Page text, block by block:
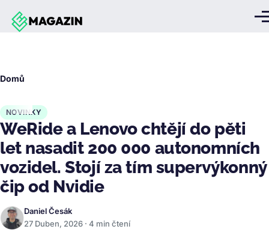
Přejít k hlavnímu obsahu
Domů
NOVINKY
WeRide a Lenovo chtějí do pěti
let nasadit 200 000 autonomních
vozidel. Stojí za tím supervýkonný
čip od Nvidie
Daniel Česák
27 Duben, 2026 · 4 min čtení